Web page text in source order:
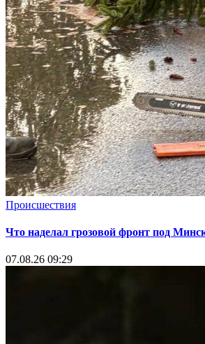
Происшествия
Что наделал грозовой фронт под
07.08.26 09:29